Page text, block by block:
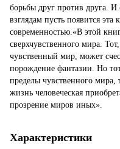
борьбы друг против друга. И
взглядам пусть появится
современностью.«В этой
сверхчувственного мира.
чувственный мир, может
порождение фантазии. Но
пределы чувственного мира,
жизнь человеческая
прозрение миров иных».
Характеристики